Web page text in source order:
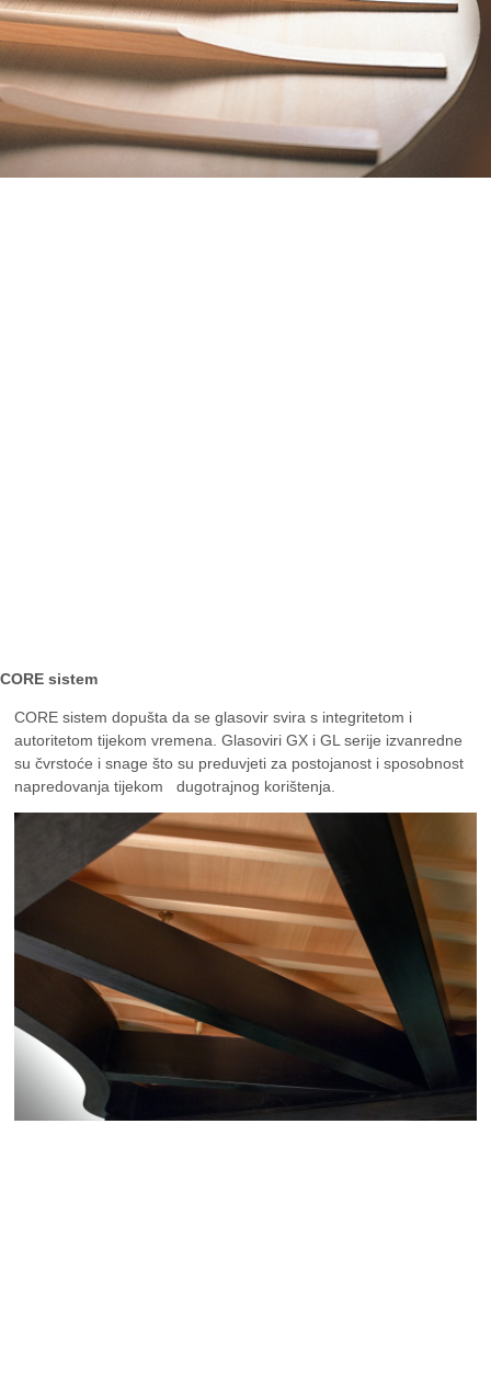
CORE sistem
CORE sistem dopušta da se glasovir svira s integritetom i
autoritetom tijekom vremena. Glasoviri GX i GL serije izvanredne
su čvrstoće i snage što su preduvjeti za postojanost i sposobnost
napredovanja tijekom dugotrajnog korištenja.